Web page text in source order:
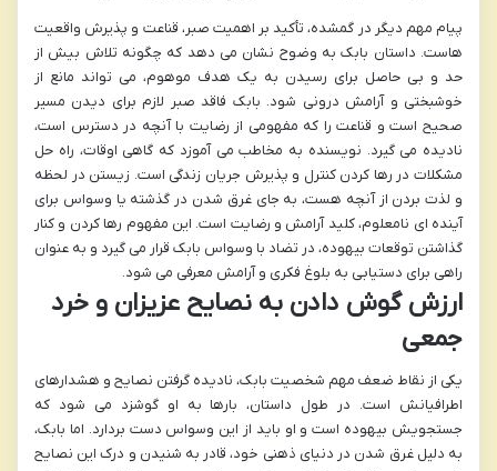
پیام مهم دیگر در گمشده، تأکید بر اهمیت صبر، قناعت و پذیرش واقعیت
هاست. داستان بابک به وضوح نشان می دهد که چگونه تلاش بیش از
حد و بی حاصل برای رسیدن به یک هدف موهوم، می تواند مانع از
خوشبختی و آرامش درونی شود. بابک فاقد صبر لازم برای دیدن مسیر
صحیح است و قناعت را که مفهومی از رضایت با آنچه در دسترس است،
نادیده می گیرد. نویسنده به مخاطب می آموزد که گاهی اوقات، راه حل
مشکلات در رها کردن کنترل و پذیرش جریان زندگی است. زیستن در لحظه
و لذت بردن از آنچه هست، به جای غرق شدن در گذشته یا وسواس برای
آینده ای نامعلوم، کلید آرامش و رضایت است. این مفهوم رها کردن و کنار
گذاشتن توقعات بیهوده، در تضاد با وسواس بابک قرار می گیرد و به عنوان
راهی برای دستیابی به بلوغ فکری و آرامش معرفی می شود.
ارزش گوش دادن به نصایح عزیزان و خرد
جمعی
یکی از نقاط ضعف مهم شخصیت بابک، نادیده گرفتن نصایح و هشدارهای
اطرافیانش است. در طول داستان، بارها به او گوشزد می شود که
جستجویش بیهوده است و او باید از این وسواس دست بردارد. اما بابک،
به دلیل غرق شدن در دنیای ذهنی خود، قادر به شنیدن و درک این نصایح